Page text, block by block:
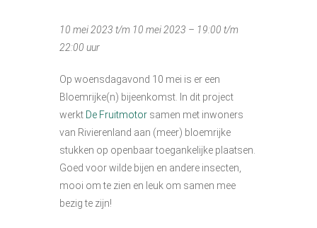
10 mei 2023 t/m 10 mei 2023 – 19:00 t/m
22:00 uur
Op woensdagavond 10 mei is er een
Bloemrijke(n) bijeenkomst. In dit project
werkt De Fruitmotor samen met inwoners
van Rivierenland aan (meer) bloemrijke
stukken op openbaar toegankelijke plaatsen.
Goed voor wilde bijen en andere insecten,
mooi om te zien en leuk om samen mee
bezig te zijn!